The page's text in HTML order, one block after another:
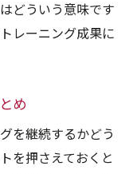
どういう意味です
レーニング成果に
め
を継続するかどう
を押さえておくと